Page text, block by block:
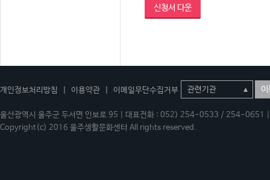
신청서 다운
개인정보처리방침 이용약관 이메일무단수집거부 이
울산광역시 울주군 두서면 인보로 95 | 대표전화 : 052) 254-0533 / 254-
Copyright(c) 2016 울주생활문화센터 All rights reserved.